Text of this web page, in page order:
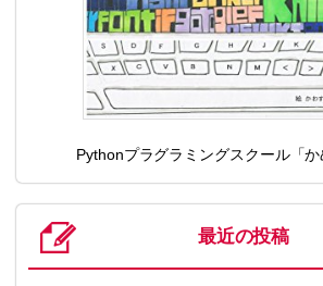
Pythonプラグラミングスクール「か
最近の投稿